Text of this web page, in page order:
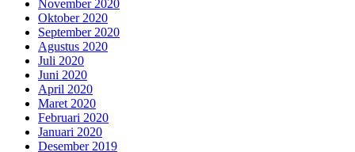
November 2020
Oktober 2020
September 2020
Agustus 2020
Juli 2020
Juni 2020
April 2020
Maret 2020
Februari 2020
Januari 2020
Desember 2019